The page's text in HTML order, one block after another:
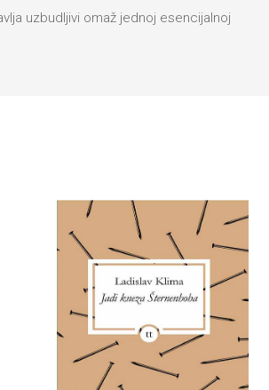
uzbudljivi omaž jednoj esencijalnoj